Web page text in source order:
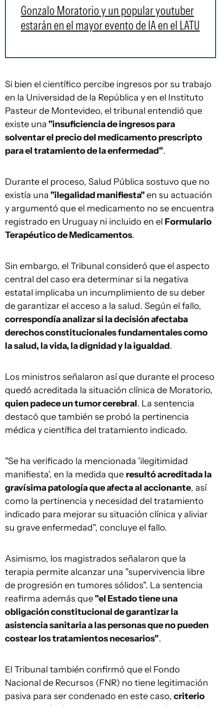
Gonzalo Moratorio y un popular youtuber
estarán en el mayor evento de IA en el LATU
Si bien el científico percibe ingresos por su trabajo
en la Universidad de la República y en el Instituto
Pasteur de Montevideo, el tribunal entendió que
existe una "insuficiencia de ingresos para
solventar el precio del medicamento prescripto
para el tratamiento de la enfermedad".
Durante el proceso, Salud Pública sostuvo que no
existía una "ilegalidad manifiesta"en su actuación
y argumentó que el medicamento no se encuentra
registrado en Uruguay ni incluido en el Formulario
Terapéutico de Medicamentos.
Sin embargo, el Tribunal consideró que el aspecto
central del caso era determinar si la negativa
estatal implicaba un incumplimiento de su deber
de garantizar el acceso a la salud. Según el fallo,
correspondía analizar si la decisión afectaba
derechos constitucionales fundamentales como
la salud, la vida, la dignidad y la igualdad.
Los ministros señalaron así que durante el proceso
quedó acreditada la situación clínica de Moratorio,
quien padece un tumor cerebral. La sentencia
destacó que también se probó la pertinencia
médica y científica del tratamiento indicado.
"Se ha verificado la mencionada 'ilegitimidad
manifiesta', en la medida que resultó acreditada la
gravísima patología que afecta al accionante, así
como la pertinencia y necesidad del tratamiento
indicado para mejorar su situación clínica y aliviar
su grave enfermedad", concluye el fallo.
Asimismo, los magistrados señalaron que la
terapia permite alcanzar una "supervivencia libre
de progresión en tumores sólidos". La sentencia
reafirma además que"el Estado tiene una
obligación constitucional de garantizar la
asistencia sanitaria a las personas que no pueden
costear los tratamientos necesarios".
El Tribunal también confirmó que el Fondo
Nacional de Recursos (FNR) no tiene legitimación
pasiva para ser condenado en este caso, criterio